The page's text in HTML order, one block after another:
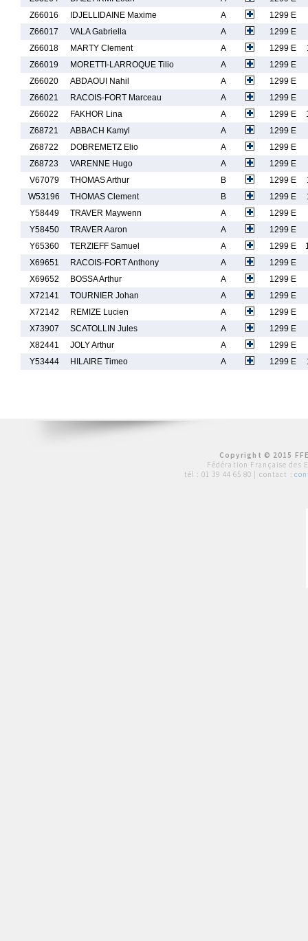
Z66016
IDJELLIDAINE Maxime A
1299 E
Z66017
VALA Gabriella A
1299 E
Z66018
MARTY Clement A 1299 E
Z66019
MORETTI-LARROQUE Tilio A
1299 E
Z66020
ABDAOUI Nahil A
1299 E
Z66021
RACOIS-FORT Marceau A
1299 E
Z66022
FAKHOR Lina A 1299 E
Z68721
ABBACH Kamyl A
1299 E
Z68722
DOBREMETZ Elio A
1299 E
Z68723
VARENNE Hugo A
1299 E
V67079
THOMAS Arthur B 1299 E
W53196
THOMAS Clement B 1299 E
Y58449
TRAVER Maywenn A
1299 E
Y58450
TRAVER Aaron A
1299 E
Y65360
TERZIEFF Samuel A 1299 E
X69651
RACOIS-FORT Anthony A
1299 E
X69652
BOSSA Arthur A
1299 E
X72141
TOURNIER Johan A
1299 E
X72142
REMIZE Lucien A
1299 E
X73907
SCATOLLIN Jules A
1299 E
X82441
JOLY Arthur A
1299 E
Y53444
HILAIRE Timeo A 1299 E
Copyright © 2015
Fédération Française des
tél : 01 39 44 65 80 | contact :